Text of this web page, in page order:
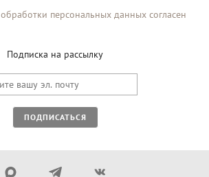
обработки персональных данных согласен
Подписка на рассылку
ПОДПИСАТЬСЯ